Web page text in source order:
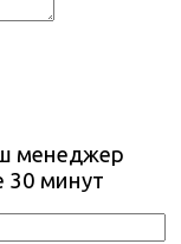
менеджер
30 минут